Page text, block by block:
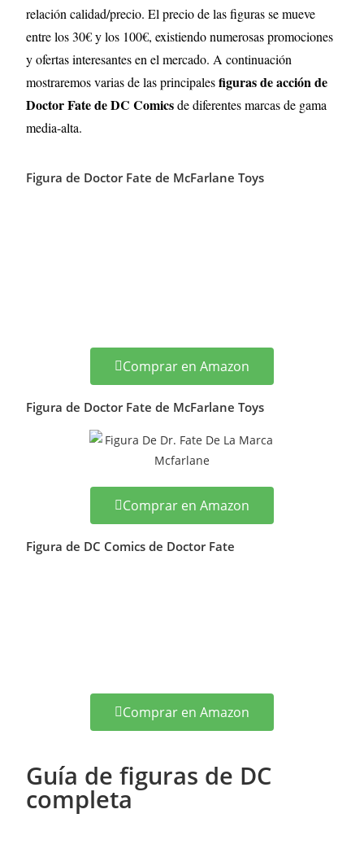
relación calidad/precio. El precio de las figuras se mueve
entre los 30€ y los 100€, existiendo numerosas promociones
y ofertas interesantes en el mercado. A continuación
mostraremos varias de las principalesfiguras de acción de
Doctor Fate de DC Comicsde diferentes marcas de gama
media-alta.
Figura de Doctor Fate de McFarlane Toys
Comprar en Amazon
Figura de Doctor Fate de McFarlane Toys
Comprar en Amazon
Figura de DC Comics de Doctor Fate
Comprar en Amazon
Guía de figuras de DC
completa